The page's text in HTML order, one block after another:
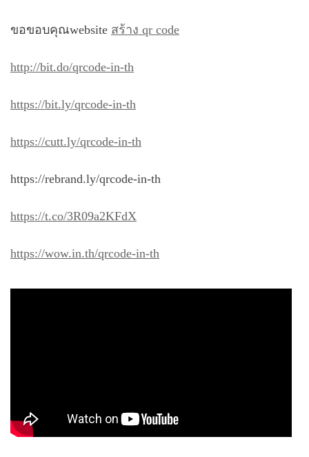
ขอขอบคุณwebsite สร้าง qr code
http://bit.do/qrcode-in-th
https://bit.ly/qrcode-in-th
https://cutt.ly/qrcode-in-th
https://rebrand.ly/qrcode-in-th
https://t.co/3R09a2KFdX
https://wow.in.th/qrcode-in-th